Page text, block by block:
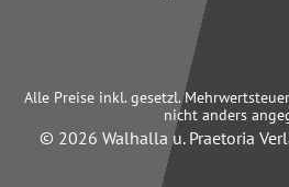
Alle Preise inkl. gesetzl.
nicht anders
© 2026 Walhalla u. Praetoria